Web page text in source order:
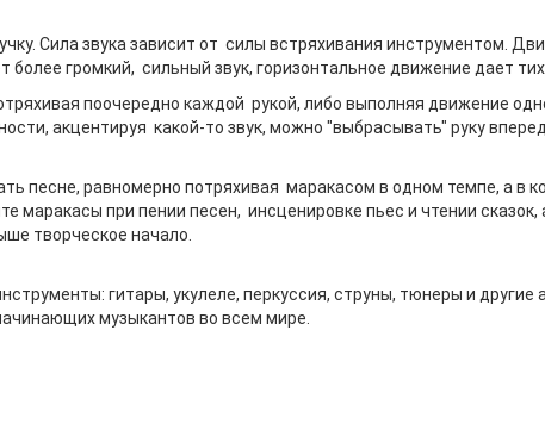
Сила звука зависит от силы встряхивания инструментом.
более громкий, сильный звук, горизонтальное движение дает
поочередно каждой рукой, либо выполняя движение
акцентируя какой-то звук, можно "выбрасывать" руку
песне, равномерно потряхивая маракасом в одном темпе, а в
маракасы при пении песен, инсценировке пьес и чтении
творческое начало.
гитары, укулеле, перкуссия, струны, тюнеры и другие
музыкантов во всем мире.